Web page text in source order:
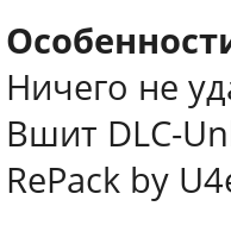
Ничего не
Вшит DLC-
RePack by